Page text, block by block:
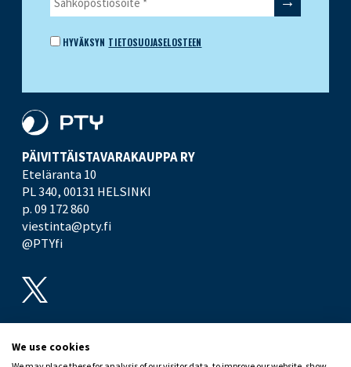
HYVÄKSYN TIETOSUOJASELOSTEEN
PÄIVITTÄISTAVARA­KAUPPA RY
Eteläranta 10
PL 340,00131 HELSINKI
p. 09 172 860
viestinta@pty.fi
@PTYfi
We use cookies